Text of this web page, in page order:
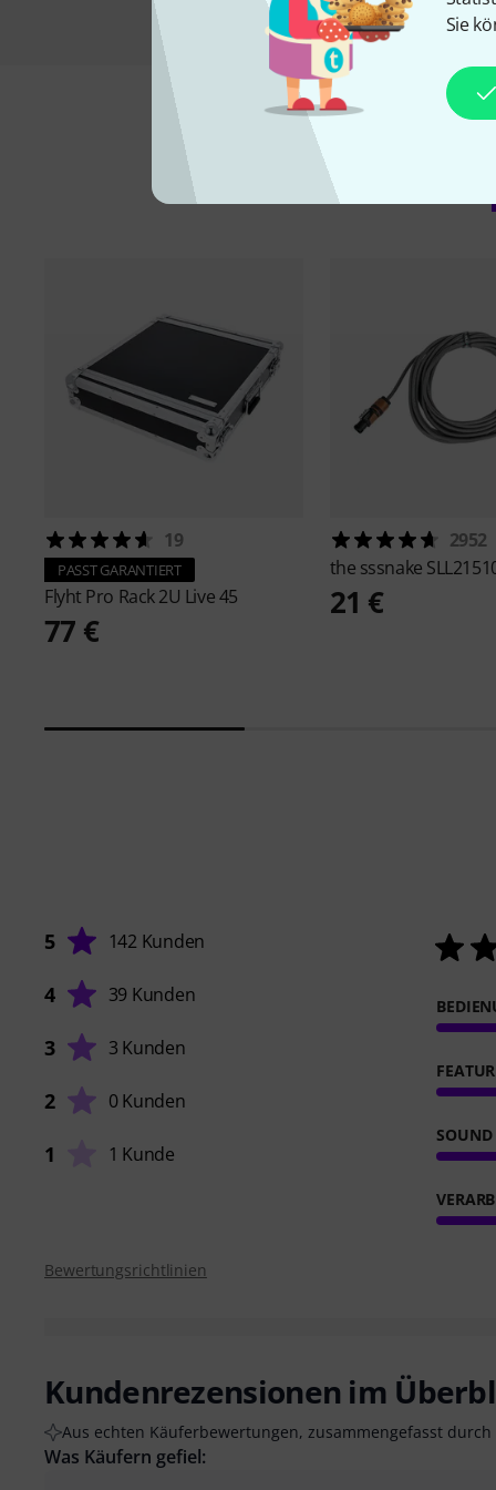
Sie
19
PASST GARANTIERT
Flyht Pro Rack 2U Live 45
77 €
2952
the sssnake
21 €
5 142 Kunden
4 39 Kunden
3 3 Kunden
2 0 Kunden
1 1 Kunde
SOUND
Bewertungsrichtlinien
Kundenrezensionen im
Aus echten Käuferbewertungen, zusammengefasst durch
Was Käufern gefiel: